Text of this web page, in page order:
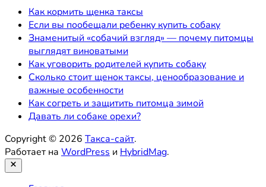
Как кормить щенка таксы
Если вы пообещали ребенку купить собаку
Знаменитый «собачий взгляд» — почему питомцы
выглядят виноватыми
Как уговорить родителей купить собаку
Сколько стоит щенок таксы, ценообразование и
важные особенности
Как согреть и защитить питомца зимой
Давать ли собаке орехи?
Copyright © 2026 Такса-сайт.
Работает на WordPress и HybridMag.
Закрыть